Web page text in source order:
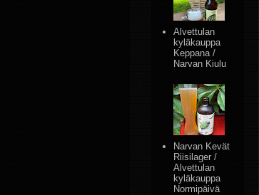
Alvettulan
kyläkauppa
Keppana /
Narvan Kiulu
Narvan Kevät
Riisilager /
Alvettulan
kyläkauppa
Normipäivä